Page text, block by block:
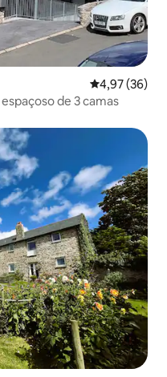
4,97 de uma
4,97 (36)
de 3 camas